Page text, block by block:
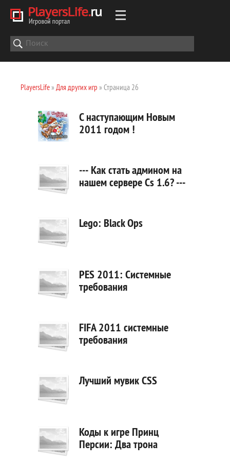
PlayersLife» Для других игр » Страница 26
С наступающим Новым
2011 годом !
--- Как стать админом на
нашем сервере Cs 1.6? ---
Lego: Black Ops
PES 2011: Системные
требования
FIFA 2011 системные
требования
Лучший мувик CSS
Коды к игре Принц
Персии: Два трона